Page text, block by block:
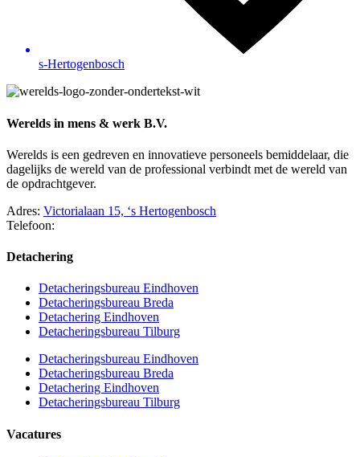
s-Hertogenbosch
Werelds in mens & werk B.V.
Werelds is een gedreven en innovatieve personeels bemiddelaar, die
dagelijks de wereld van de professional verbindt met de wereld van
de opdrachtgever.
Adres: Victorialaan 15, ‘s Hertogenbosch
Telefoon:
Detachering
Detacheringsbureau Eindhoven
Detacheringsbureau Breda
Detachering Eindhoven
Detacheringsbureau Tilburg
Detacheringsbureau Eindhoven
Detacheringsbureau Breda
Detachering Eindhoven
Detacheringsbureau Tilburg
Vacatures